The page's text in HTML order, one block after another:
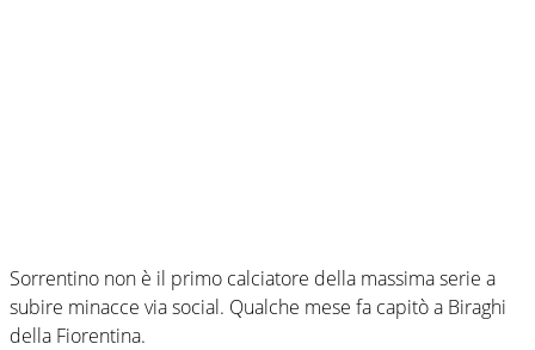
Sorrentino non è il primo calciatore della massima serie a
subire minacce via social. Qualche mese fa capitò a Biraghi
della Fiorentina.